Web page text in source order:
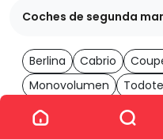
Ver los
Coches de segunda
Berlina Cabrio
Monovolumen
Coches de segunda